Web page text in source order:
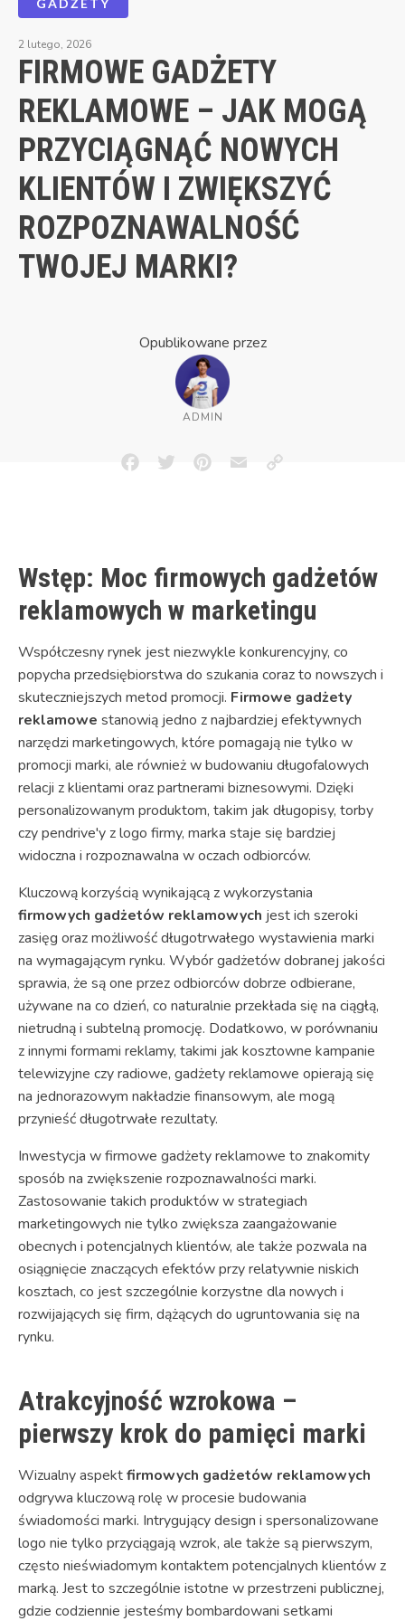
2 lutego, 2026
FIRMOWE GADŻETY
REKLAMOWE – JAK MOGĄ
PRZYCIĄGNĄĆ NOWYCH
KLIENTÓW I ZWIĘKSZYĆ
ROZPOZNAWALNOŚĆ
TWOJEJ MARKI?
Opublikowane przez
ADMIN
FacebookTwitterPinterestEmailCopy
Wstęp: Moc firmowych gadżetów
reklamowych w marketingu
Współczesny rynek jest niezwykle konkurencyjny, co
popycha przedsiębiorstwa do szukania coraz to nowszych i
skuteczniejszych metod promocji. Firmowe gadżety
reklamowe stanowią jedno z najbardziej efektywnych
narzędzi marketingowych, które pomagają nie tylko w
promocji marki, ale również w budowaniu długofalowych
relacji z klientami oraz partnerami biznesowymi. Dzięki
personalizowanym produktom, takim jak długopisy, torby
czy pendrive'y z logo firmy, marka staje się bardziej
widoczna i rozpoznawalna w oczach odbiorców.
Kluczową korzyścią wynikającą z wykorzystania
firmowych gadżetów reklamowych jest ich szeroki
zasięg oraz możliwość długotrwałego wystawienia marki
na wymagającym rynku. Wybór gadżetów dobranej jakości
sprawia, że są one przez odbiorców dobrze odbierane,
używane na co dzień, co naturalnie przekłada się na ciągłą,
nietrudną i subtelną promocję. Dodatkowo, w porównaniu
z innymi formami reklamy, takimi jak kosztowne kampanie
telewizyjne czy radiowe, gadżety reklamowe opierają się
na jednorazowym nakładzie finansowym, ale mogą
przynieść długotrwałe rezultaty.
Inwestycja w firmowe gadżety reklamowe to znakomity
sposób na zwiększenie rozpoznawalności marki.
Zastosowanie takich produktów w strategiach
marketingowych nie tylko zwiększa zaangażowanie
obecnych i potencjalnych klientów, ale także pozwala na
osiągnięcie znaczących efektów przy relatywnie niskich
kosztach, co jest szczególnie korzystne dla nowych i
rozwijających się firm, dążących do ugruntowania się na
rynku.
Atrakcyjność wzrokowa –
pierwszy krok do pamięci marki
Wizualny aspektfirmowych gadżetów reklamowych
odgrywa kluczową rolę w procesie budowania
świadomości marki. Intrygujący design i spersonalizowane
logo nie tylko przyciągają wzrok, ale także są pierwszym,
często nieświadomym kontaktem potencjalnych klientów z
marką. Jest to szczególnie istotne w przestrzeni publicznej,
gdzie codziennie jesteśmy bombardowani setkami